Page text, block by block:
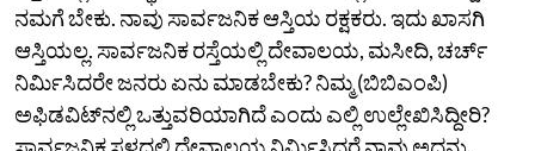
ನಮಗೆ ಬೇಕು. ನಾವು ಸಾರ್ವಜನಿಕ ಆಸ್ತಿಯ ರಕ್ಷಕರು. ಇದು ಖಾಸಗಿ
ಆಸ್ತಿಯಲ್ಲ. ಸಾರ್ವಜನಿಕ ರಸ್ತೆಯಲ್ಲಿ ದೇವಾಲಯ, ಮಸೀದಿ, ಚರ್ಚ್‌
ನಿರ್ಮಿಸಿದರೇ ಜನರು ಏನು ಮಾಡಬೇಕು? ನಿಮ್ಮ (ಬಿಬಿಎಂಪಿ)
ಅಫಿಡವಿಟ್‌ನಲ್ಲಿ ಒತ್ತುವರಿಯಾಗಿದೆ ಎಂದು ಎಲ್ಲಿ ಉಲ್ಲೇಖಿಸಿದ್ದೀರಿ?
ಸಾರ್ವಜನಿಕ ಸ್ಥಳದಲ್ಲಿ ದೇವಾಲಯ ನಿರ್ಮಿಸಿದ್ದರೆ ನಾವು ಅದನ್ನು